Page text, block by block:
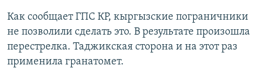
Как сообщает ГПС КР, кыргызские пограничники
не позволили сделать это. В результате произошла
перестрелка. Таджикская сторона и на этот раз
применила гранатомет.